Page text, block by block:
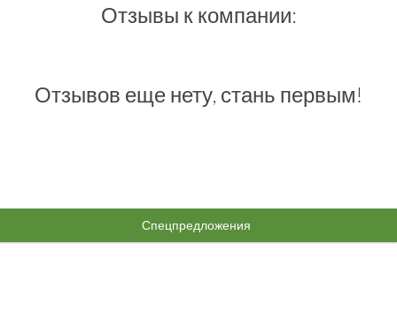
Отзывы к компании:
Отзывов еще нету, стань первым!
Спецпредложения